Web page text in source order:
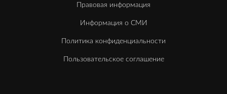
Правовая информация
Информация о СМИ
Политика конфиденциальности
Пользовательское соглашение